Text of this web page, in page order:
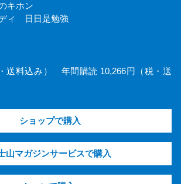
キホン
ディ 日日是勉強
送料込み） 年間購読 10,266円（税・送
ショップで購入
山マガジンサービスで購入